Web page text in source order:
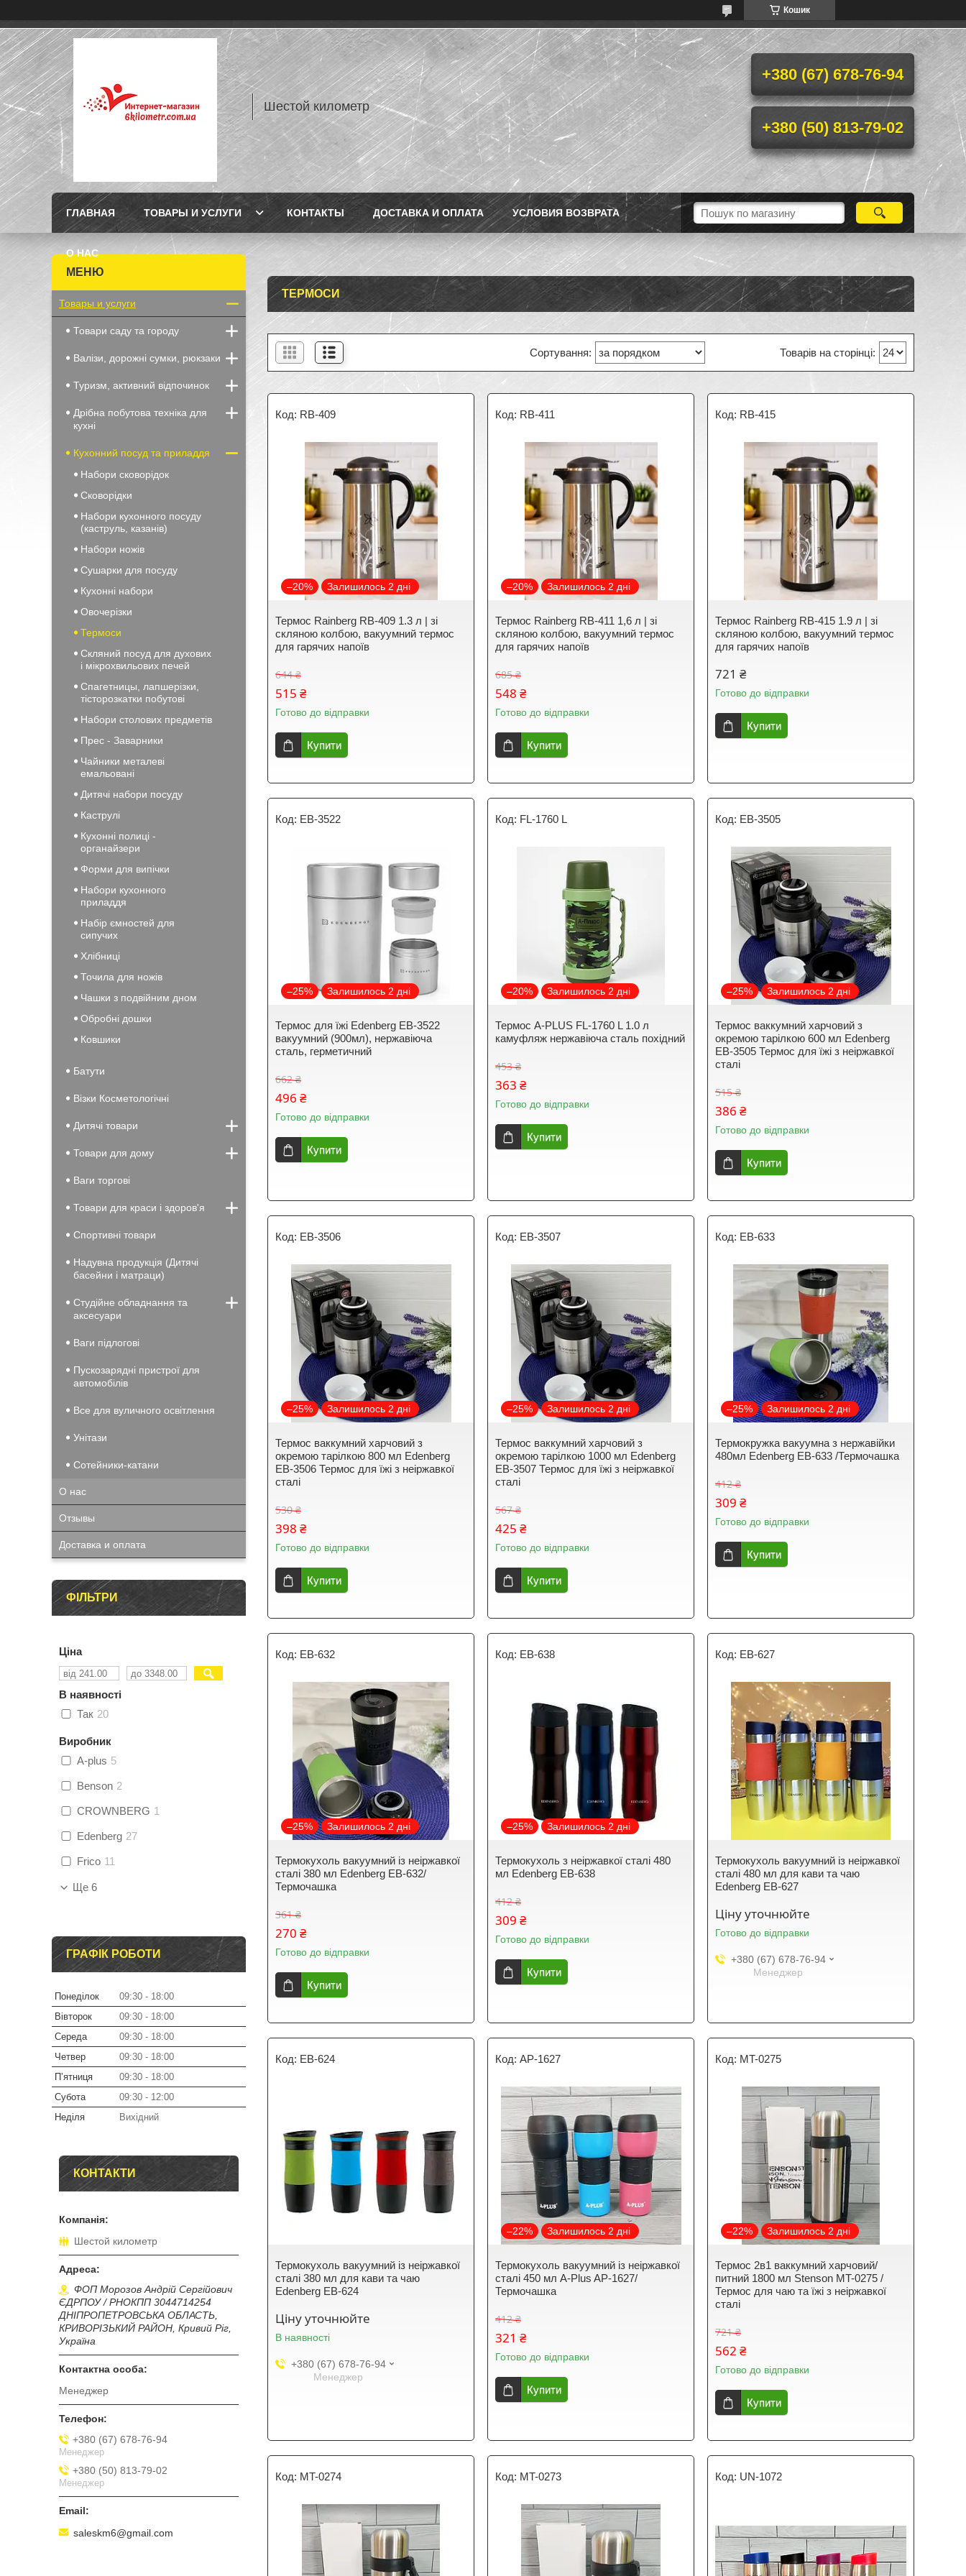
Кошик
Шестой километр
+380 (67) 678-76-94
+380 (50) 813-79-02
ГЛАВНАЯ ТОВАРЫ И УСЛУГИ КОНТАКТЫ ДОСТАВКА И ОПЛАТА УСЛОВИЯ ВОЗВРАТА
О НАС
ТЕРМОСИ
RB-409
–20% Залишилось 2 дні
Термос Rainberg RB-409 1.3 л | зі
скляною колбою, вакуумний термос
для гарячих напоїв
644 ₴
515 ₴
Готово до відправки
Купити
RB-411
–20% Залишилось 2 дні
Термос Rainberg RB-411 1,6 л | зі
скляною колбою, вакуумний термос
для гарячих напоїв
685 ₴
548 ₴
Готово до відправки
Купити
RB-415
Термос Rainberg RB-415 1.9 л | зі
скляною колбою, вакуумний термос
для гарячих напоїв
721 ₴
Готово до відправки
Купити
EB-3522
–25% Залишилось 2 дні
Термос для їжі Edenberg EB-3522
вакуумний (900мл), нержавіюча
сталь, герметичний
662 ₴
496 ₴
Готово до відправки
Купити
FL-1760 L
–20% Залишилось 2 дні
Термос A-PLUS FL-1760 L 1.0 л
камуфляж нержавіюча сталь похідний
453 ₴
363 ₴
Готово до відправки
Купити
EB-3505
–25% Залишилось 2 дні
Термос ваккумний харчовий з
окремою тарілкою 600 мл Edenberg
EB-3505 Термос для їжі з неіржавкої
сталі
515 ₴
386 ₴
Готово до відправки
Купити
EB-3506
–25% Залишилось 2 дні
Термос ваккумний харчовий з
окремою тарілкою 800 мл Edenberg
EB-3506 Термос для їжі з неіржавкої
сталі
530 ₴
398 ₴
Готово до відправки
Купити
EB-3507
–25% Залишилось 2 дні
Термос ваккумний харчовий з
окремою тарілкою 1000 мл Edenberg
EB-3507 Термос для їжі з неіржавкої
сталі
567 ₴
425 ₴
Готово до відправки
Купити
EB-633
–25% Залишилось 2 дні
Термокружка вакуумна з нержавійки
480мл Edenberg EB-633 /Термочашка
412 ₴
309 ₴
Готово до відправки
Купити
EB-632
–25% Залишилось 2 дні
Термокухоль вакуумний із неіржавкої
сталі 380 мл Edenberg EB-632/
Термочашка
361 ₴
270 ₴
Готово до відправки
Купити
EB-638
–25% Залишилось 2 дні
Термокухоль з неіржавкої сталі 480
мл Edenberg EB-638
412 ₴
309 ₴
Готово до відправки
Купити
EB-627
Термокухоль вакуумний із неіржавкої
сталі 480 мл для кави та чаю
Edenberg EB-627
Ціну уточнюйте
Готово до відправки
+380 (67) 678-76-94
Менеджер
EB-624
Термокухоль вакуумний із неіржавкої
сталі 380 мл для кави та чаю
Edenberg EB-624
Ціну уточнюйте
В наявності
+380 (67) 678-76-94
Менеджер
AP-1627
–22% Залишилось 2 дні
Термокухоль вакуумний із неіржавкої
сталі 450 мл A-Plus AP-1627/
Термочашка
412 ₴
321 ₴
Готово до відправки
Купити
MT-0275
–22% Залишилось 2 дні
Термос 2в1 ваккумний харчовий/
питний 1800 мл Stenson MT-0275 /
Термос для чаю та їжі з неіржавкої
сталі
721 ₴
562 ₴
Готово до відправки
Купити
MT-0274 MT-0273 UN-1072
Товары и услуги
Товари саду та городу
Валізи, дорожні сумки, рюкзаки
Туризм, активний відпочинок
Дрібна побутова техніка для
кухні
Кухонний посуд та приладдя
Набори сковорідок
Сковорідки
Набори кухонного посуду
(каструль, казанів)
Набори ножів
Сушарки для посуду
Кухонні набори
Овочерізки
Термоси
Скляний посуд для духових
і мікрохвильових печей
Спагетницы, лапшерізки,
тісторозкатки побутові
Набори столових предметів
Прес - Заварники
Чайники металеві
емальовані
Дитячі набори посуду
Каструлі
Кухонні полиці -
органайзери
Форми для випічки
Набори кухонного
приладдя
Набір ємностей для
сипучих
Хлібниці
Точила для ножів
Чашки з подвійним дном
Обробні дошки
Ковшики
Батути
Візки Косметологічні
Дитячі товари
Товари для дому
Ваги торгові
Товари для краси і здоров'я
Спортивні товари
Надувна продукція (Дитячі
басейни і матраци)
Студійне обладнання та
аксесуари
Ваги підлогові
Пускозарядні пристрої для
автомобілів
Все для вуличного освітлення
Унітази
Сотейники-катани
О нас
Отзывы
Доставка и оплата
ФІЛЬТРИ
Ціна
В наявності
Так 20
Виробник
A-plus 5
Benson 2
CROWNBERG 1
Edenberg 27
Frico 11
Ще 6
ГРАФІК РОБОТИ
Понеділок 09:30
18:00
Вівторок
09:30
18:00
Середа
09:30
18:00
Четвер
09:30
18:00
Пʼятниця
09:30
18:00
Субота
09:30
12:00
Неділя
Вихідний
КОНТАКТИ
Шестой километр
ФОП Морозов Андрій Сергійович
ЄДРПОУ / РНОКПП 3044714254
ДНІПРОПЕТРОВСЬКА ОБЛАСТЬ,
КРИВОРІЗЬКИЙ РАЙОН, Кривий Ріг,
Україна
Менеджер
+380 (67) 678-76-94
Менеджер
+380 (50) 813-79-02
Менеджер
saleskm6@gmail.com